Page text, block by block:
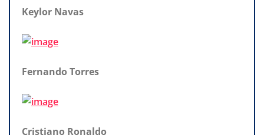
Keylor Navas
Fernando Torres
Cristiano Ronaldo